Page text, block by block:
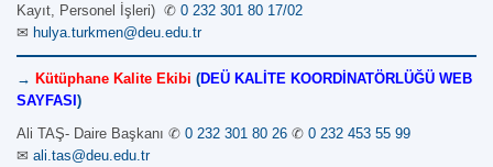
Kayıt, Personel İşleri) ✆ 0 232 301 80 17/02
✉ hulya.turkmen@deu.edu.tr
→ Kütüphane Kalite Ekibi (DEÜ KALİTE KOORDİNATÖRLÜĞÜ WEB
SAYFASI)
Ali TAŞ- Daire Başkanı ✆ 0 232 301 80 26 ✆ 0 232 453 55 99
✉ ali.tas@deu.edu.tr